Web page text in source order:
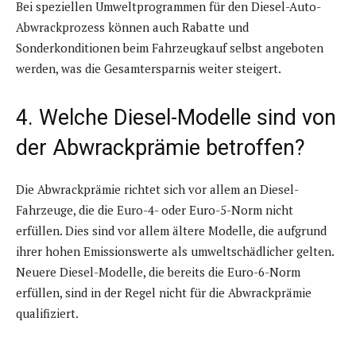
Bei speziellen Umweltprogrammen für den Diesel-Auto-
Abwrackprozess können auch Rabatte und
Sonderkonditionen beim Fahrzeugkauf selbst angeboten
werden, was die Gesamtersparnis weiter steigert.
4. Welche Diesel-Modelle sind von
der Abwrackprämie betroffen?
Die Abwrackprämie richtet sich vor allem an Diesel-
Fahrzeuge, die die Euro-4- oder Euro-5-Norm nicht
erfüllen. Dies sind vor allem ältere Modelle, die aufgrund
ihrer hohen Emissionswerte als umweltschädlicher gelten.
Neuere Diesel-Modelle, die bereits die Euro-6-Norm
erfüllen, sind in der Regel nicht für die Abwrackprämie
qualifiziert.